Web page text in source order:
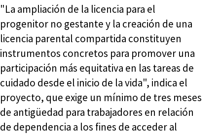
"La ampliación de la licencia para el
progenitor no gestante y la creación de una
licencia parental compartida constituyen
instrumentos concretos para promover una
participación más equitativa en las tareas de
cuidado desde el inicio de la vida", indica el
proyecto, que exige un mínimo de tres meses
de antigüedad para trabajadores en relación
de dependencia a los fines de acceder al